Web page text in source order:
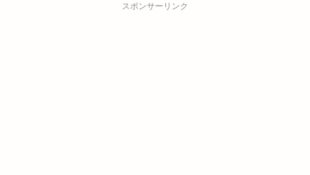
スポンサーリンク